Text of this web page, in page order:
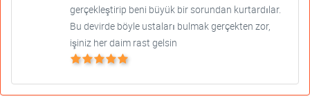
gerçekleştirip beni büyük bir sorundan kurtardılar.
Bu devirde böyle ustaları bulmak gerçekten zor,
işiniz her daim rast gelsin